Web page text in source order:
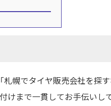
札幌でタイヤ販売会社を探
けまで一貫してお手伝い